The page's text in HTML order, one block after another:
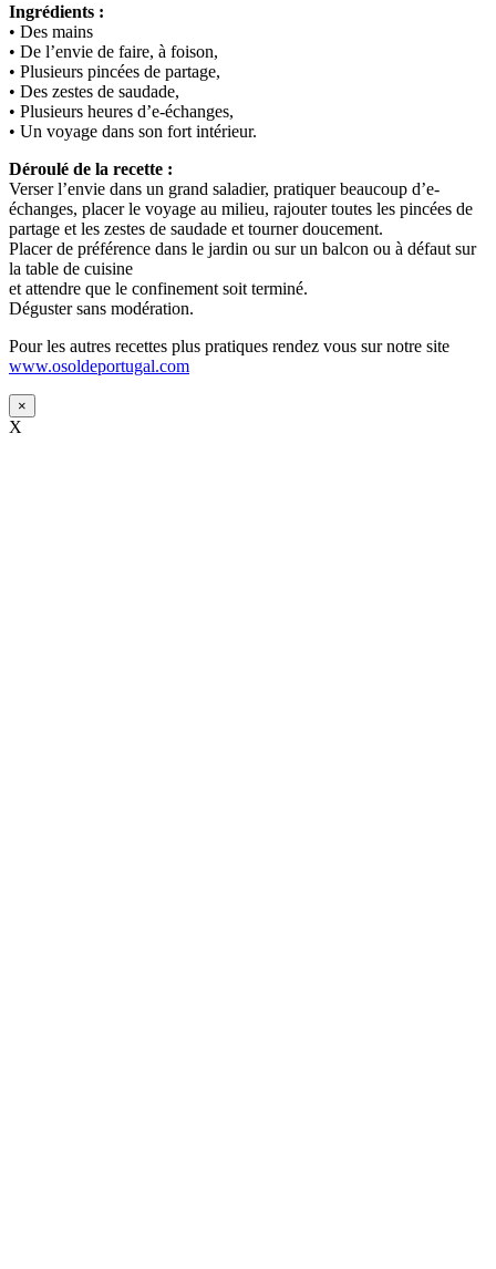
Ingrédients :
• Des mains
• De l’envie de faire, à foison,
• Plusieurs pincées de partage,
• Des zestes de saudade,
• Plusieurs heures d’e-échanges,
• Un voyage dans son fort intérieur.
Déroulé de la recette :
Verser l’envie dans un grand saladier, pratiquer beaucoup d’e-
échanges, placer le voyage au milieu, rajouter toutes les pincées de
partage et les zestes de saudade et tourner doucement.
Placer de préférence dans le jardin ou sur un balcon ou à défaut sur
la table de cuisine
et attendre que le confinement soit terminé.
Déguster sans modération.
Pour les autres recettes plus pratiques rendez vous sur notre site
www.osoldeportugal.com
×
X